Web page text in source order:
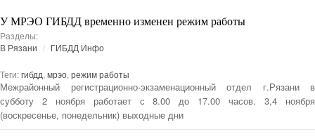
У МРЭО ГИБДД временно изменен режим работы
Разделы:
В Рязани
ГИБДД Инфо
Теги:гибдд, мрэо, режим работы
Межрайонный регистрационно-экзаменационный отдел г.Рязани в
субботу 2 ноября работает с 8.00 до 17.00 часов. 3,4 ноября
(воскресенье, понедельник) выходные дни